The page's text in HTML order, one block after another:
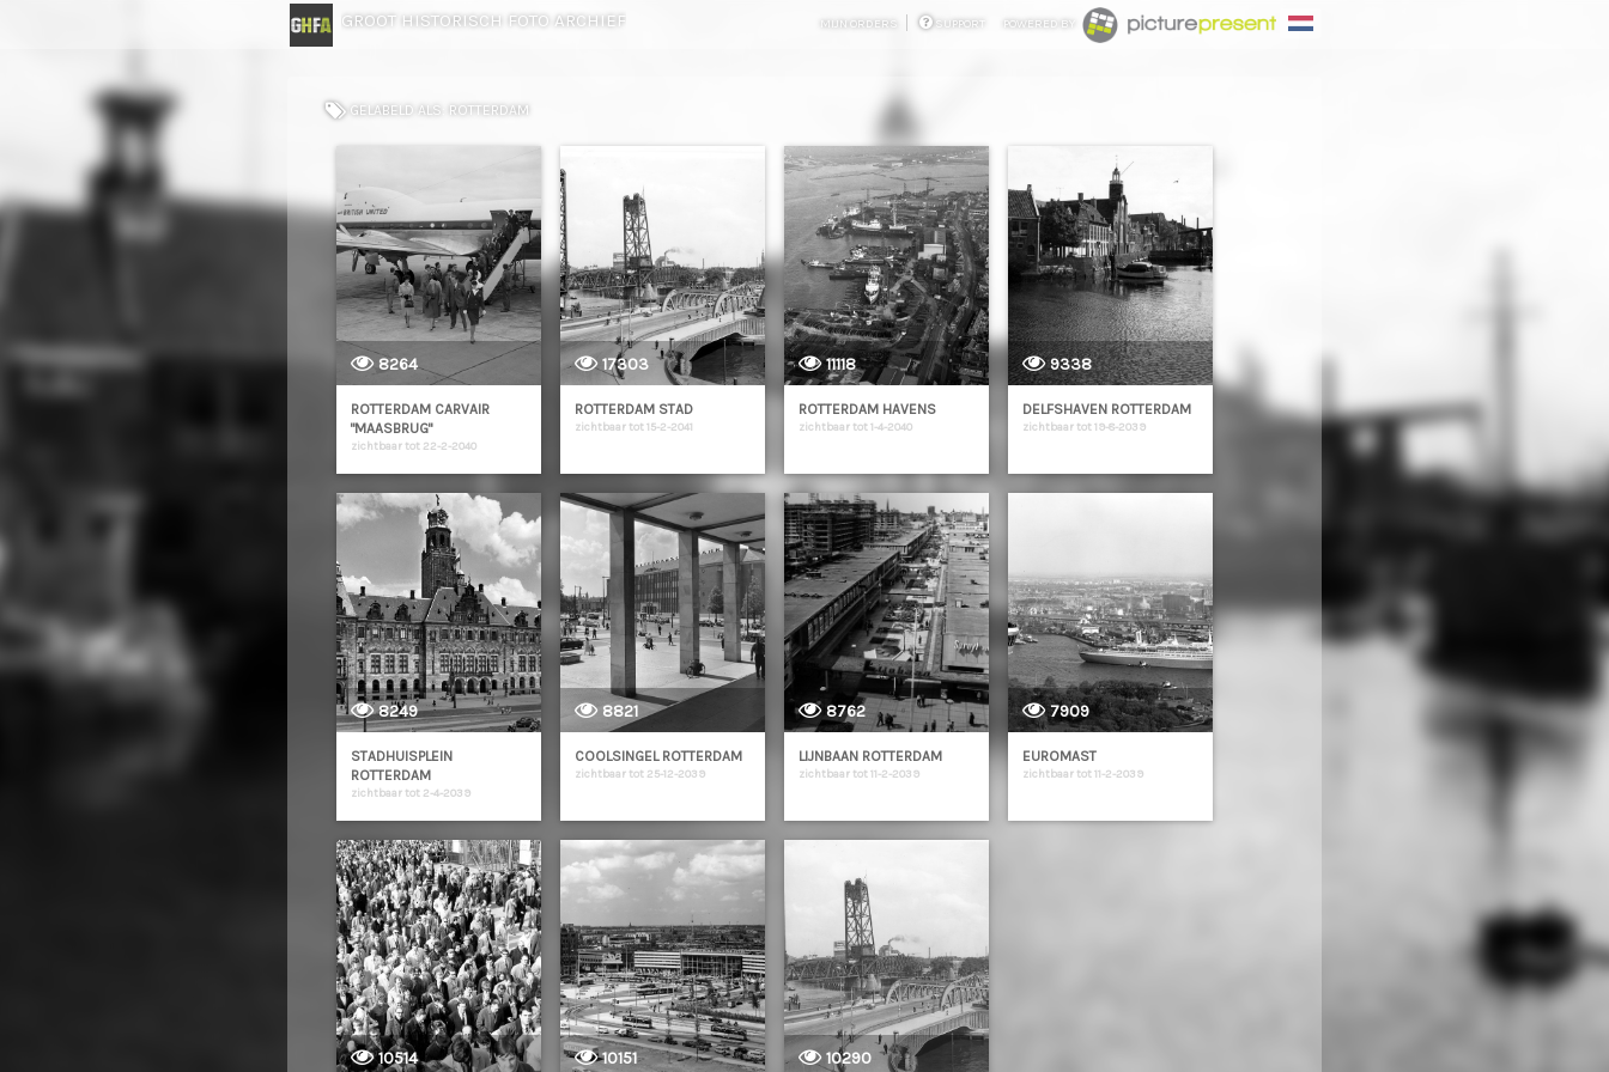
GROOT HISTORISCH FOTO ARCHIEF POWERED BY
MIJN ORDERS SUPPORT
GELABELD ALS: ROTTERDAM
8264
ROTTERDAM CARVAIR
"MAASBRUG"
zichtbaar tot 22-2-2040
17303
ROTTERDAM STAD
zichtbaar tot 15-2-2041
11118
ROTTERDAM HAVENS
zichtbaar tot 1-4-2040
9338
DELFSHAVEN ROTTERDAM
zichtbaar tot 19-8-2039
8249
STADHUISPLEIN
ROTTERDAM
zichtbaar tot 2-4-2039
8821
COOLSINGEL ROTTERDAM
zichtbaar tot 25-12-2039
8762
LIJNBAAN ROTTERDAM
zichtbaar tot 11-2-2039
7909
EUROMAST
zichtbaar tot 11-2-2039
10514 10151 10290